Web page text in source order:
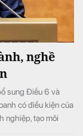
nghề
sung Điều 6 và
có điều kiện của
nghiệp, tạo môi